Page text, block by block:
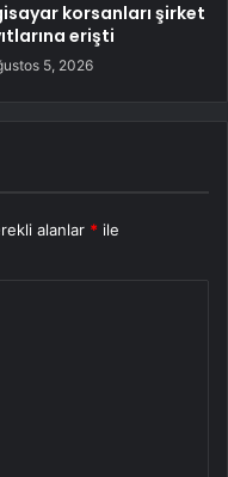
korsanları şirket
erişti
5, 2026
alanlar * ile